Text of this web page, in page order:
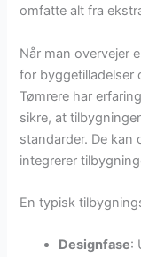
omfatte alt fra
Når man overvejer
for byggetilladelser
Tømrere har
sikre, at
standarder. De kan
integrerer
En typisk
Designfase: